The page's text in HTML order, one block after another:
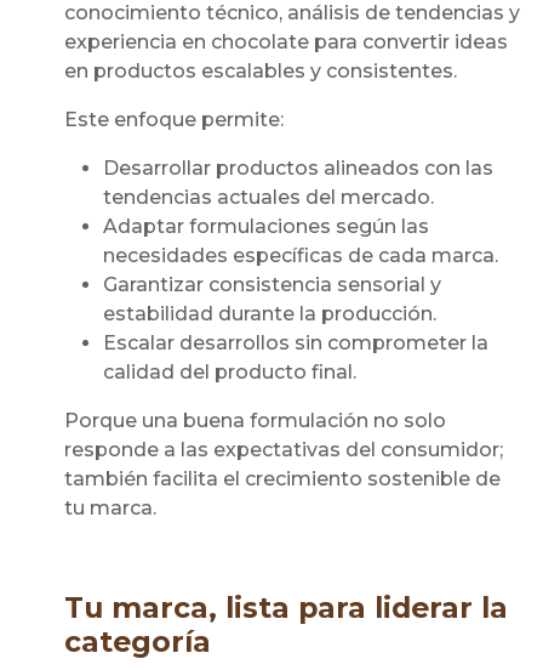
conocimiento técnico, análisis de tendencias y
experiencia en chocolate para convertir ideas
en productos escalables y consistentes.
Este enfoque permite:
Desarrollar productos alineados con las
tendencias actuales del mercado.
Adaptar formulaciones según las
necesidades específicas de cada marca.
Garantizar consistencia sensorial y
estabilidad durante la producción.
Escalar desarrollos sin comprometer la
calidad del producto final.
Porque una buena formulación no solo
responde a las expectativas del consumidor;
también facilita el crecimiento sostenible de
tu marca.
Tu marca, lista para liderar la
categoría